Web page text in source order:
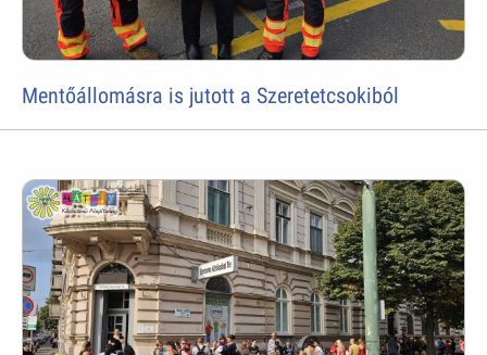
Mentőállomásra is jutott a Szeretetcsokiból